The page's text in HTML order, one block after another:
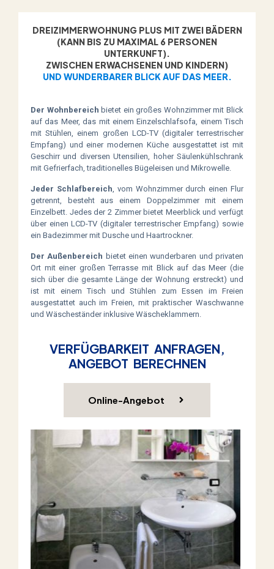
DREIZIMMERWOHNUNG PLUS MIT ZWEI BÄDERN
(KANN BIS ZU MAXIMAL 6 PERSONEN
UNTERKUNFT).
ZWISCHEN ERWACHSENEN UND KINDERN)
UND WUNDERBARER BLICK AUF DAS MEER.
Der Wohnbereich bietet ein großes Wohnzimmer mit Blick
auf das Meer, das mit einem Einzelschlafsofa, einem Tisch
mit Stühlen, einem großen LCD-TV (digitaler terrestrischer
Empfang) und einer modernen Küche ausgestattet ist mit
Geschirr und diversen Utensilien, hoher Säulenkühlschrank
mit Gefrierfach, traditionelles Bügeleisen und Mikrowelle.
Jeder Schlafbereich , vom Wohnzimmer durch einen Flur
getrennt, besteht aus einem Doppelzimmer mit einem
Einzelbett. Jedes der 2 Zimmer bietet Meerblick und verfügt
über einen LCD-TV (digitaler terrestrischer Empfang) sowie
ein Badezimmer mit Dusche und Haartrockner.
Der Außenbereich bietet einen wunderbaren und privaten
Ort mit einer großen Terrasse mit Blick auf das Meer (die
sich über die gesamte Länge der Wohnung erstreckt) und
ist mit einem Tisch und Stühlen zum Essen im Freien
ausgestattet auch im Freien, mit praktischer Waschwanne
und Wäscheständer inklusive Wäscheklammern.
VERFÜGBARKEIT ANFRAGEN,
ANGEBOT BERECHNEN
Online-Angebot